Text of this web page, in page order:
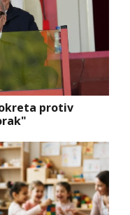
protiv